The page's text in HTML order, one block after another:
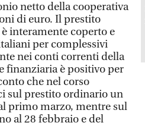
netto della cooperativa
di euro. Il prestito
interamente coperto e
per complessivi
nei conti correnti della
finanziaria è positivo per
che nel corso
sul prestito ordinario un
primo marzo, mentre sul
al 28 febbraio e del